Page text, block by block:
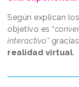
Según explican
objetivo es “
interactivo”
realidad virtual.